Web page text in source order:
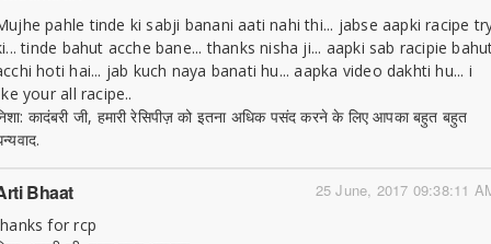
pahle tinde ki sabji banani aati nahi thi... jabse aapki racipe
tinde bahut acche bane... thanks nisha ji... aapki sab racipie
hoti hai... jab kuch naya banati hu... aapka video dakhti hu... i
your all racipe..
कादंबरी जी, हमारी रेसिपीज़ को इतना अधिक पसंद करने के लिए आपका बहुत बहुत
25 June, 2017 09:38:11
Bhaat
for rcp